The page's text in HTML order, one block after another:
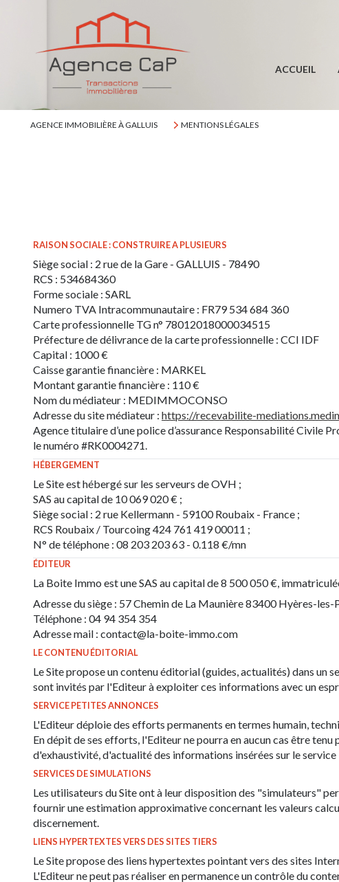
ACCUEIL
AGENCE IMMOBILIÈRE À GALLUIS MENTIONS LÉGALES
RAISON SOCIALE : CONSTRUIRE A PLUSIEURS
Siège social : 2 rue de la Gare - GALLUIS - 78490
RCS : 534684360
Forme sociale : SARL
Numero TVA Intracommunautaire : FR79 534 684 360
Carte professionnelle TG n° 78012018000034515
Préfecture de délivrance de la carte professionnelle : CCI IDF
Capital : 1000 €
Caisse garantie financière : MARKEL
Montant garantie financière : 110 €
Nom du médiateur : MEDIMMOCONSO
Adresse du site médiateur : https://recevabilite-
Agence titulaire d’une police d’assurance Responsabilité Civile
le numéro #RK0004271.
HÉBERGEMENT
Le Site est hébergé sur les serveurs de OVH ;
SAS au capital de 10 069 020 € ;
Siège social : 2 rue Kellermann - 59100 Roubaix - France ;
RCS Roubaix / Tourcoing 424 761 419 00011 ;
N° de téléphone : 08 203 203 63 - 0.118 €/mn
ÉDITEUR
La Boite Immo est une SAS au capital de 8 500 050 €,
Adresse du siège : 57 Chemin de La Maunière 83400 Hyères-les-
Téléphone : 04 94 354 354
Adresse mail : contact@la-boite-immo.com
LE CONTENU ÉDITORIAL
Le Site propose un contenu éditorial (guides, actualités) dans
sont invités par l'Editeur à exploiter ces informations avec un
SERVICE PETITES ANNONCES
L'Editeur déploie des efforts permanents en termes humain,
En dépit de ses efforts, l'Editeur ne pourra en aucun cas être
d'exhaustivité, d'actualité des informations insérées sur le
SERVICES DE SIMULATIONS
Les utilisateurs du Site ont à leur disposition des "simulateurs"
fournir une estimation approximative concernant les valeurs
discernement.
LIENS HYPERTEXTES VERS DES SITES TIERS
Le Site propose des liens hypertextes pointant vers des sites
L'Editeur ne peut pas réaliser en permanence un contrôle du